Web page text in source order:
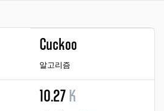
Cuckoo
알고리즘
10.27 K